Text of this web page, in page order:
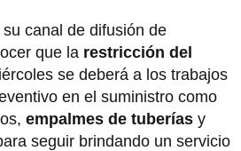
canal de difusión de
que la restricción del
se deberá a los trabajos
en el suministro como
empalmes de tuberías y
seguir brindando un servicio